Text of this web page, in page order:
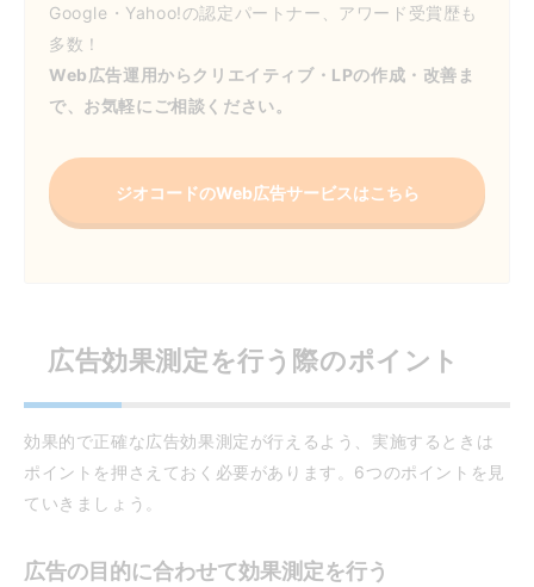
Google・Yahoo!の認定パートナー、アワード受賞歴も
多数！
Web広告運用からクリエイティブ・LPの作成・改善ま
で、お気軽にご相談ください。
ジオコードのWeb広告サービスはこちら
広告効果測定を行う際のポイント
効果的で正確な広告効果測定が行えるよう、実施するときは
ポイントを押さえておく必要があります。6つのポイントを見
ていきましょう。
広告の目的に合わせて効果測定を行う